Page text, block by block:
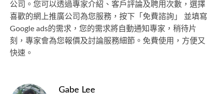
公司。您可以透過專家介紹、客戶評論及聘用次數，選擇
喜歡的網上推廣公司為您服務，按下「免費諮詢」 並填寫
Google ads的需求，您的需求將自動通知專家，稍待片
刻，專家會為您報價及討論服務細節。免費使用，方便又
快速。
Gabe Lee